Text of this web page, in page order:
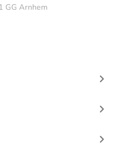
GG Arnhem